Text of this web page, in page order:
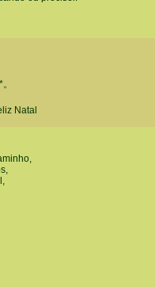
Natal